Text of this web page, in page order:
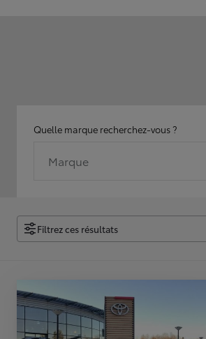
Quelle marque recherchez-vous ?
Marque
Filtrez ces résultats